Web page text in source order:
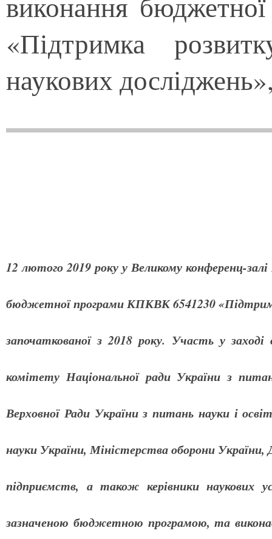
«Підтримка
наукових
12 лютого 2019 року у Великому конференц-
бюджетної програми КПКВК 6541230
започаткованої з 2018 року. Участь у
комітету Національної ради України з
Верховної Ради України з питань науки і
науки України, Міністерства оборони
підприємств, а також керівники наукових
зазначеною бюджетною програмою, та